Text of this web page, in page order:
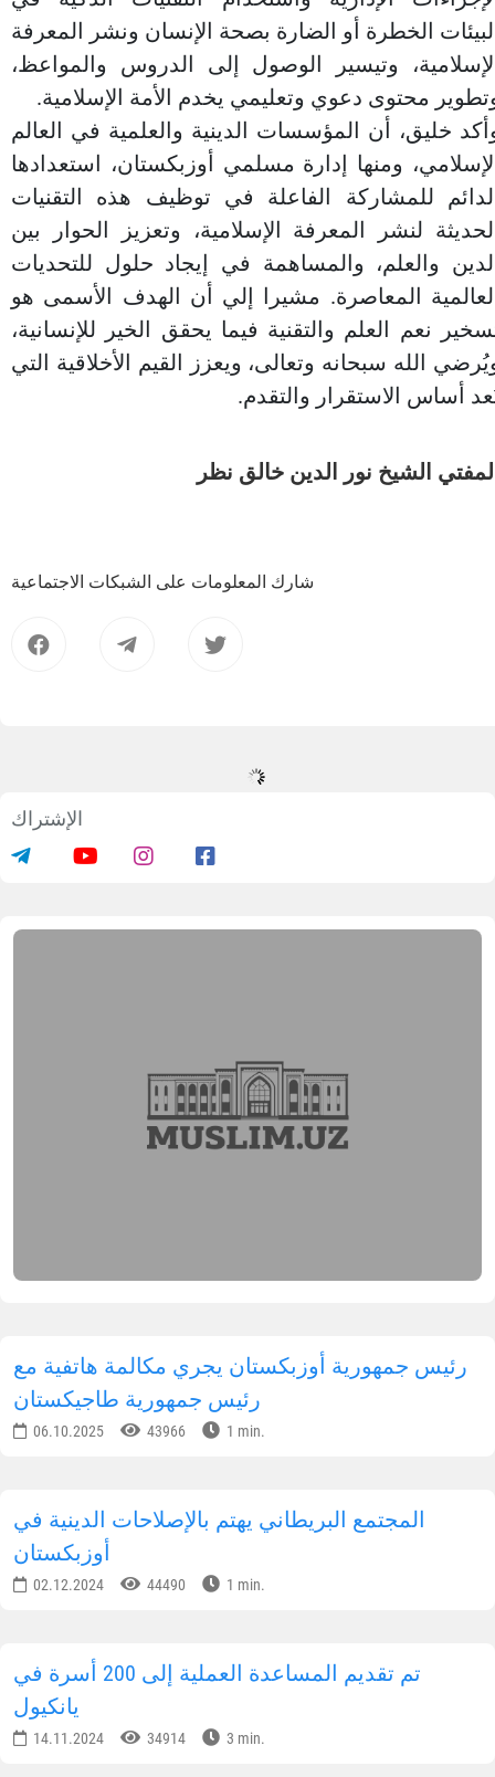
الخطرة أو الضارة بصحة الإنسان ونشر المعرفة
وتيسير الوصول إلى الدروس والمواعظ،
محتوى دعوي وتعليمي يخدم الأمة الإسلامية.
خليق، أن المؤسسات الدينية والعلمية في العالم
ومنها إدارة مسلمي أوزبكستان، استعدادها
للمشاركة الفاعلة في توظيف هذه التقنيات
لنشر المعرفة الإسلامية، وتعزيز الحوار بين
والعلم، والمساهمة في إيجاد حلول للتحديات
المعاصرة. مشيرا إلي أن الهدف الأسمى هو
نعم العلم والتقنية فيما يحقق الخير للإنسانية،
الله سبحانه وتعالى، ويعزز القيم الأخلاقية التي
أساس الاستقرار والتقدم.
الشيخ نور الدين خالق نظر
شارك المعلومات على الشبكات الاجتماعية
الإشتراك
رئيس جمهورية أوزبكستان يجري مكالمة هاتفية مع
رئيس جمهورية طاجيكستان
06.10.2025 43966 1 min.
المجتمع البريطاني يهتم بالإصلاحات الدينية في
أوزبكستان
02.12.2024 44490 1 min.
تم تقديم المساعدة العملية إلى 200 أسرة في
يانكيول
14.11.2024 34914 3 min.